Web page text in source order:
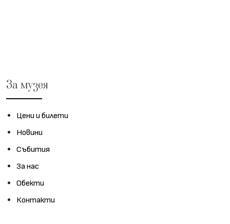
За музея
Цени и билети
Новини
Събития
За нас
Обекти
Контакти